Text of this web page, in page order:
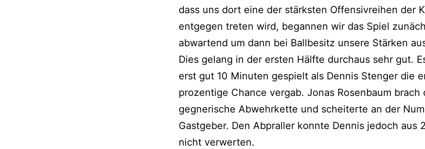
dass uns dort eine der stärksten Offensivreihen der
entgegen treten wird, begannen wir das Spiel
abwartend um dann bei Ballbesitz unsere Stärken
Dies gelang in der ersten Hälfte durchaus sehr gut.
erst gut 10 Minuten gespielt als Dennis Stenger die
prozentige Chance vergab. Jonas Rosenbaum brach
gegnerische Abwehrkette und scheiterte an der
Gastgeber. Den Abpraller konnte Dennis jedoch aus
nicht verwerten.